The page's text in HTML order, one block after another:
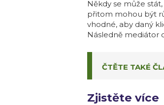
Někdy se může
přitom mohou být
vhodné, aby daný
Následně mediátor
ČTĚTE TAKÉ
Zjistěte více